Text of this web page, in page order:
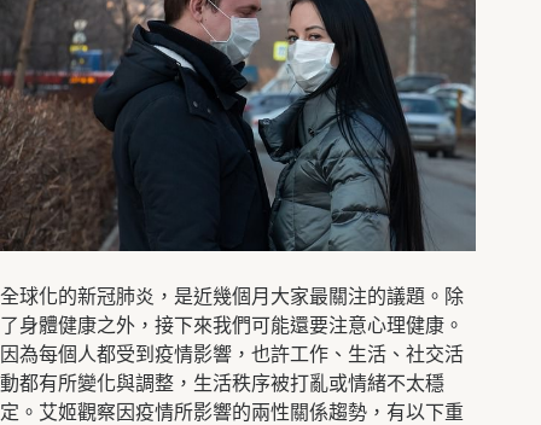
全球化的新冠肺炎，是近幾個月大家最關注的議題。除
了身體健康之外，接下來我們可能還要注意心理健康。
因為每個人都受到疫情影響，也許工作、生活、社交活
動都有所變化與調整，生活秩序被打亂或情緒不太穩
定。艾姬觀察因疫情所影響的兩性關係趨勢，有以下重